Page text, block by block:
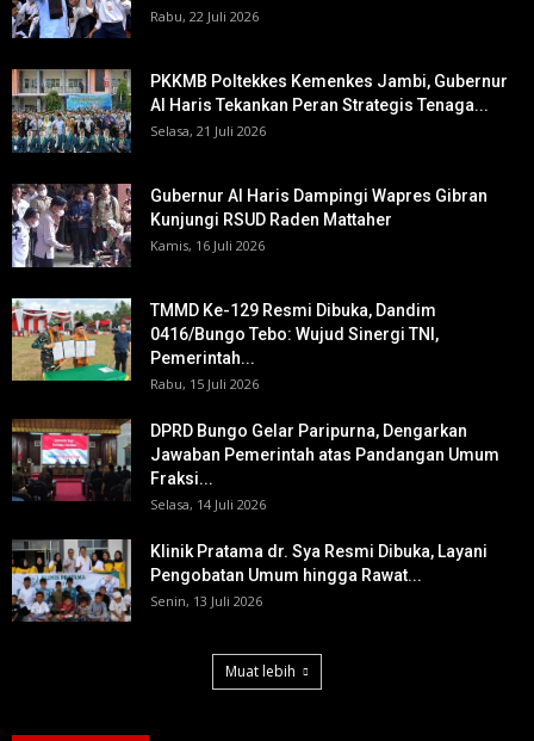
Rabu, 22 Juli 2026
PKKMB Poltekkes Kemenkes Jambi, Gubernur
Al Haris Tekankan Peran Strategis Tenaga...
Selasa, 21 Juli 2026
Gubernur Al Haris Dampingi Wapres Gibran
Kunjungi RSUD Raden Mattaher
Kamis, 16 Juli 2026
TMMD Ke-129 Resmi Dibuka, Dandim
0416/Bungo Tebo: Wujud Sinergi TNI,
Pemerintah...
Rabu, 15 Juli 2026
DPRD Bungo Gelar Paripurna, Dengarkan
Jawaban Pemerintah atas Pandangan Umum
Fraksi...
Selasa, 14 Juli 2026
Klinik Pratama dr. Sya Resmi Dibuka, Layani
Pengobatan Umum hingga Rawat...
Senin, 13 Juli 2026
Muat lebih